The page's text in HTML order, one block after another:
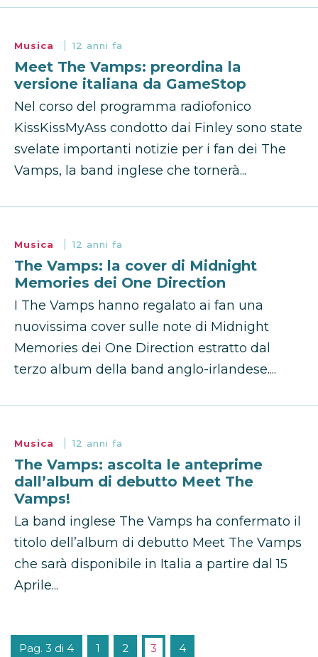
Musica 12 anni fa
Meet The Vamps: preordina la
versione italiana da GameStop
Nel corso del programma radiofonico
KissKissMyAss condotto dai Finley sono state
svelate importanti notizie per i fan dei The
Vamps, la band inglese che tornerà...
Musica 12 anni fa
The Vamps: la cover di Midnight
Memories dei One Direction
I The Vamps hanno regalato ai fan una
nuovissima cover sulle note di Midnight
Memories dei One Direction estratto dal
terzo album della band anglo-irlandese....
Musica 12 anni fa
The Vamps: ascolta le anteprime
dall’album di debutto Meet The
Vamps!
La band inglese The Vamps ha confermato il
titolo dell’album di debutto Meet The Vamps
che sarà disponibile in Italia a partire dal 15
Aprile...
Pag. 3 di 4 1 2 3 4